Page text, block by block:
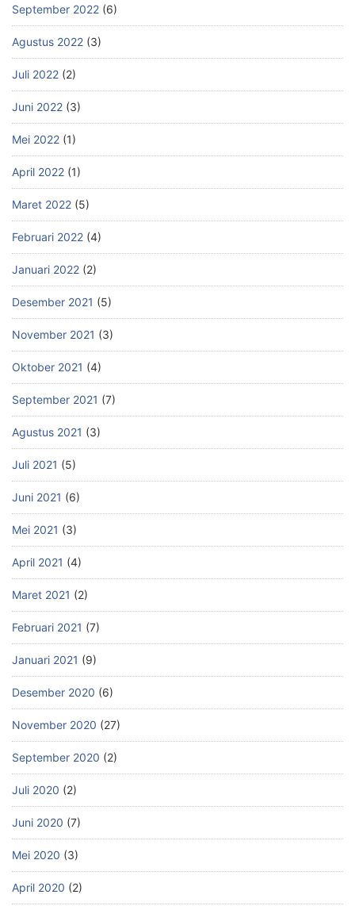
September 2022 (6)
Agustus 2022 (3)
Juli 2022 (2)
Juni 2022 (3)
Mei 2022 (1)
April 2022 (1)
Maret 2022 (5)
Februari 2022 (4)
Januari 2022 (2)
Desember 2021 (5)
November 2021 (3)
Oktober 2021 (4)
September 2021 (7)
Agustus 2021 (3)
Juli 2021 (5)
Juni 2021 (6)
Mei 2021 (3)
April 2021 (4)
Maret 2021 (2)
Februari 2021 (7)
Januari 2021 (9)
Desember 2020 (6)
November 2020 (27)
September 2020 (2)
Juli 2020 (2)
Juni 2020 (7)
Mei 2020 (3)
April 2020 (2)